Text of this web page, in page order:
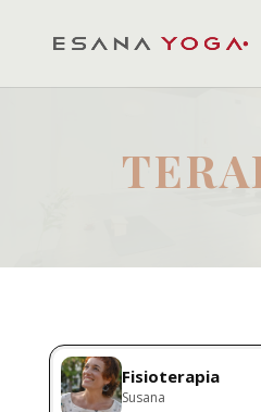
Fisioterapia
Susana